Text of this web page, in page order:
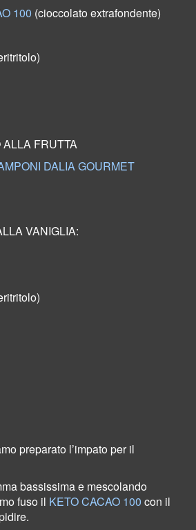
100 (cioccolato extrafondente)
ALLA FRUTTA
DALIA GOURMET
VANIGLIA:
preparato l’impato per il
bassissima e mescolando
fuso il KETO CACAO 100 con il